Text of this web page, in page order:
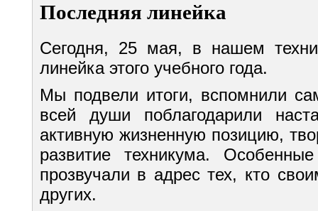
Последняя линейка
Сегодня, 25 мая, в нашем
линейка этого учебного года.
Мы подвели итоги, вспомнили
всей души поблагодарили
активную жизненную позицию,
развитие техникума.
прозвучали в адрес тех, кто
других.